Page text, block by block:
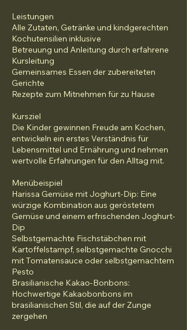
Leistungen
Alle Zutaten, Getränke und kindgerechten
Kochutensilien inklusive
Betreuung und Anleitung durch erfahrene
Kursleitung
Gemeinsames Essen der zubereiteten
Gerichte
Rezepte zum Mitnehmen für zu Hause
Kursziel
Die Kinder gewinnen Freude am Kochen,
entwickeln ein erstes Verständnis für
Lebensmittel und Ernährung und nehmen
wertvolle Erfahrungen für den Alltag mit.
Menübeispiel
Harissa Gemüse mit Joghurt-Dip: Eine
würzige Kombination aus geröstetem
Gemüse und einem erfrischenden Joghurt-
Dip
Selbstgemachte Fischstäbchen mit
Kartoffelstampf, selbstgemachte Gnocchi
mit Tomatensauce oder selbstgemachtem
Pesto
Brasilianische Kakao-Bonbons:
Hochwertige Kakaobonbons im
brasilianischen Stil, die auf der Zunge
zergehen